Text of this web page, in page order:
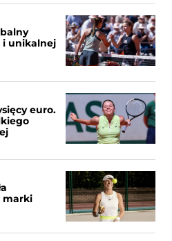
i unikalnej
euro.
marki